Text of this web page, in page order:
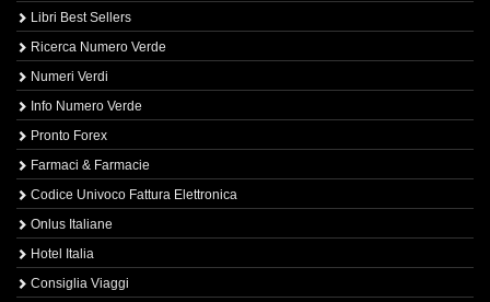
Libri Best Sellers
Ricerca Numero Verde
Numeri Verdi
Info Numero Verde
Pronto Forex
Farmaci & Farmacie
Codice Univoco Fattura Elettronica
Onlus Italiane
Hotel Italia
Consiglia Viaggi